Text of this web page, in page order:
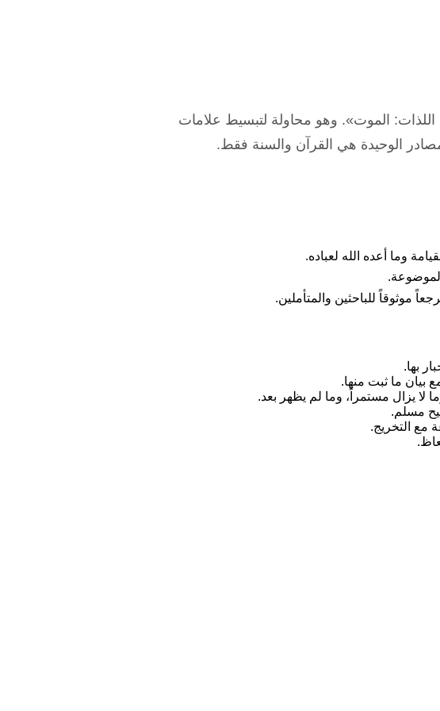
اللذات: الموت». وهو محاولة لتبسيط علامات
الوحيدة هي القرآن والسنة فقط.
وما أعده الله لعباده.
موثوقاً للباحثين والمتأملين.
بها.
ما ثبت منها.
لا يزال مستمراً، وما لم يظهر بعد.
مسلم.
مع التخريج.